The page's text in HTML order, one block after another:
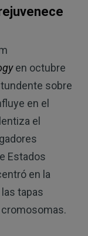
en octubre
sobre
en el
el
Estados
en la
tapas